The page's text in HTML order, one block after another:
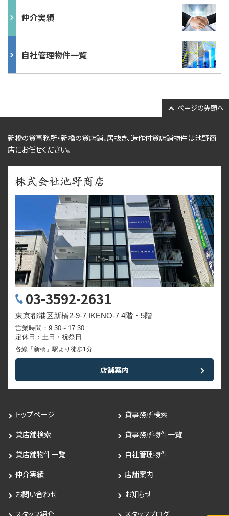
仲介実績
自社管理物件一覧
ページの先頭へ
新橋の貸事務所・新橋の貸店舗、居抜き、造作付貸店舗物件は池野商
店にお任せください。
03-3592-2631
東京都港区新橋2-9-7 IKENO-7 4階・5階
営業時間：9:30～17:30
定休日：土日・祝祭日
各線「新橋」駅より徒歩1分
店舗案内
トップページ
貸事務所検索
貸店舗検索
貸事務所物件一覧
貸店舗物件一覧
自社管理物件
仲介実績
店舗案内
お問い合わせ
お知らせ